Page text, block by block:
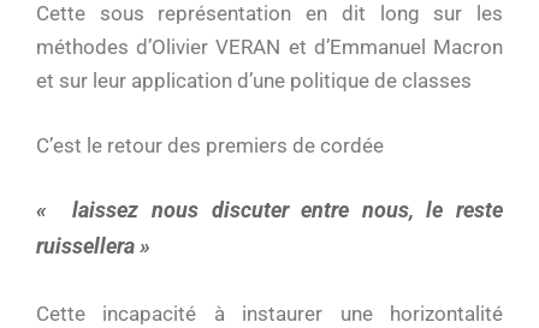
Cette sous représentation en dit long sur les
méthodes d’Olivier VERAN et d’Emmanuel Macron
et sur leur application d’une politique de classes
C’est le retour des premiers de cordée
« laissez nous discuter entre nous, le reste
ruissellera »
Cette incapacité à instaurer une horizontalité